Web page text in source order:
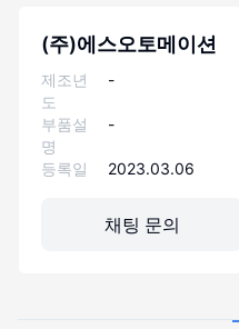
(주)에스오토메이션
제조년
도
-
부품설
명
-
등록일 2023.03.06
채팅 문의